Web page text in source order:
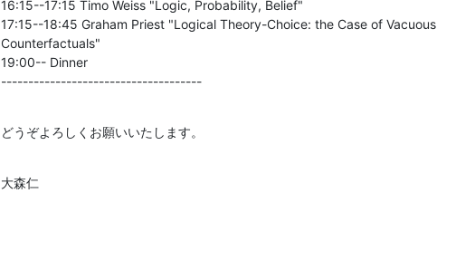
16:15--17:15 Timo Weiss "Logic, Probability, Belief"
17:15--18:45 Graham Priest "Logical Theory-Choice: the Case of Vacuous
Counterfactuals"
19:00-- Dinner
-------------------------------------
どうぞよろしくお願いいたします。
大森仁